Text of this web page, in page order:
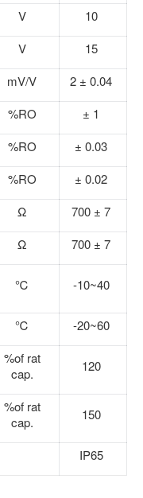
V 10
V 15
mV/V 2 ± 0.04
%RO ± 1
%RO ± 0.03
%RO ± 0.02
Ω 700 ± 7
Ω 700 ± 7
℃ -10~40
℃ -20~60
%of rat
cap.
120
%of rat
cap.
150
IP65